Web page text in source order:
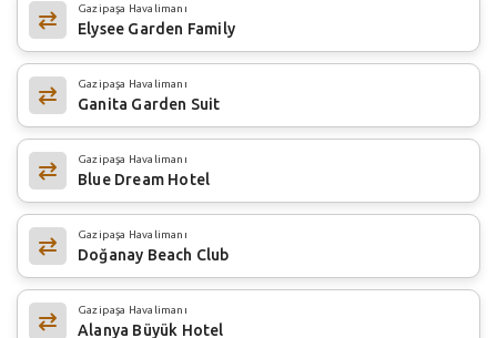
Gazipaşa Havalimanı
Elysee Garden Family
Gazipaşa Havalimanı
Ganita Garden Suit
Gazipaşa Havalimanı
Blue Dream Hotel
Gazipaşa Havalimanı
Doğanay Beach Club
Gazipaşa Havalimanı
Alanya Büyük Hotel